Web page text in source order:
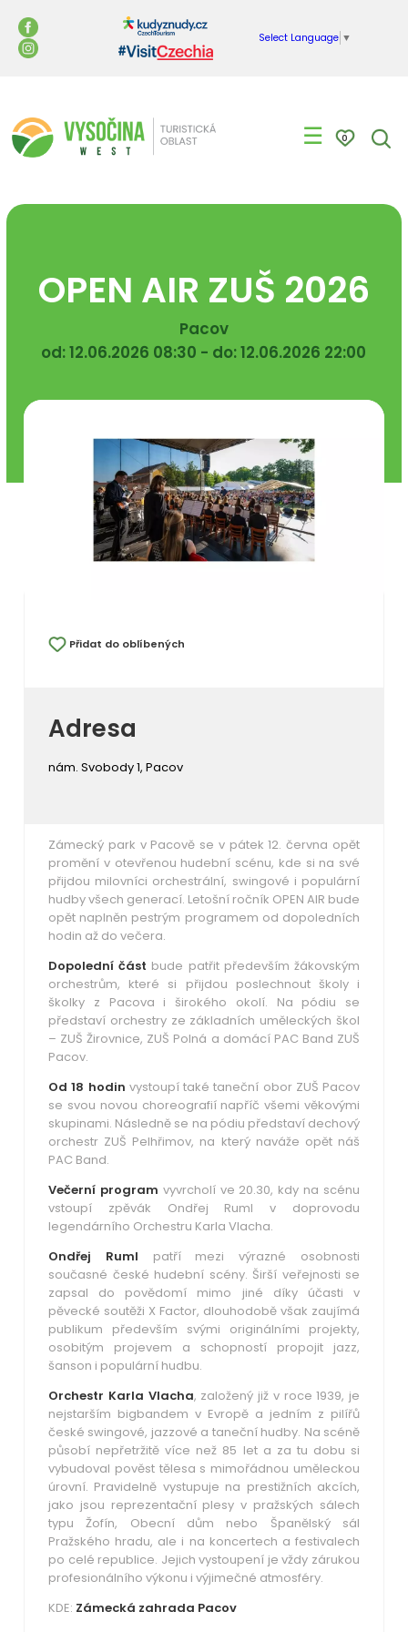
Select Language ▼
☰ 0
OPEN AIR ZUŠ 2026
Pacov
od: 12.06.2026 08:30 - do: 12.06.2026 22:00
Přidat do oblíbených
Adresa
nám. Svobody 1, Pacov
Zámecký park v Pacově se v pátek 12. června opět
promění v otevřenou hudební scénu, kde si na své
přijdou milovníci orchestrální, swingové i populární
hudby všech generací. Letošní ročník OPEN AIR bude
opět naplněn pestrým programem od dopoledních
hodin až do večera.
Dopolední část bude patřit především žákovským
orchestrům, které si přijdou poslechnout školy i
školky z Pacova i širokého okolí. Na pódiu se
představí orchestry ze základních uměleckých škol
– ZUŠ Žirovnice, ZUŠ Polná a domácí PAC Band ZUŠ
Pacov.
Od 18 hodin vystoupí také taneční obor ZUŠ Pacov
se svou novou choreografií napříč všemi věkovými
skupinami. Následně se na pódiu představí dechový
orchestr ZUŠ Pelhřimov, na který naváže opět náš
PAC Band.
Večerní program vyvrcholí ve 20.30, kdy na scénu
vstoupí zpěvák Ondřej Ruml v doprovodu
legendárního Orchestru Karla Vlacha.
Ondřej Ruml
patří mezi výrazné osobnosti
současné české hudební scény. Širší veřejnosti se
zapsal do povědomí mimo jiné díky účasti v
pěvecké soutěži X Factor, dlouhodobě však zaujímá
publikum především svými originálními projekty,
osobitým projevem a schopností propojit jazz,
šanson i populární hudbu.
Orchestr Karla Vlacha, založený již v roce 1939, je
nejstarším bigbandem v Evropě a jedním z pilířů
české swingové, jazzové a taneční hudby. Na scéně
působí nepřetržitě více než 85 let a za tu dobu si
vybudoval pověst tělesa s mimořádnou uměleckou
úrovní. Pravidelně vystupuje na prestižních akcích,
jako jsou reprezentační plesy v pražských sálech
typu Žofín, Obecní dům nebo Španělský sál
Pražského hradu, ale i na koncertech a festivalech
po celé republice. Jejich vystoupení je vždy zárukou
profesionálního výkonu i výjimečné atmosféry.
KDE: Zámecká zahrada Pacov